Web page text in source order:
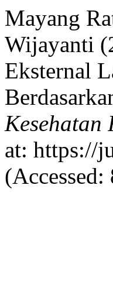
Mayang
Wijayanti
Eksternal
Kesehatan
at: https://